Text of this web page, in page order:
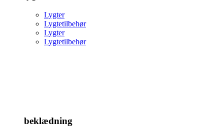
Lygter
Lygtetilbehør
Lygter
Lygtetilbehør
beklædning